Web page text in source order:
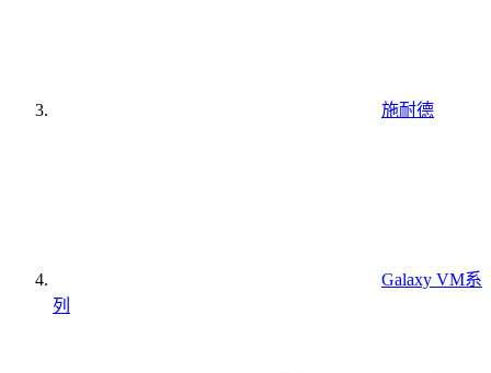
施耐德
Galaxy VM系
列